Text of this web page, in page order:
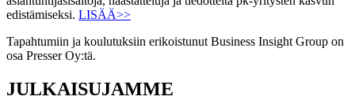
edistämiseksi. LISÄÄ>>
Tapahtumiin ja koulutuksiin erikoistunut Business Insight Group on
osa Presser Oy:tä.
JULKAISUJAMME